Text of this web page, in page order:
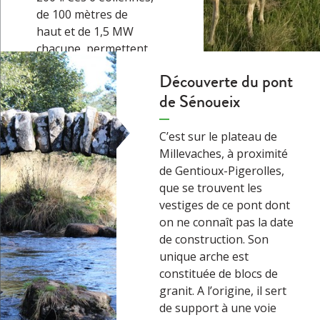
de 100 mètres de
haut et de 1,5 MW
chacune, permettent
de produire de
l’électricité pour 15 à
20 000 habitants.
Depuis son
ouverture, le parc
éolien, unique en
Limousin, est vite
devenu une attraction
touristique…→
Découverte du pont
de Sénoueix
C’est sur le plateau de
Millevaches, à proximité
de Gentioux-Pigerolles,
que se trouvent les
vestiges de ce pont dont
on ne connaît pas la date
de construction. Son
unique arche est
constituée de blocs de
granit. A l’origine, il sert
de support à une voie